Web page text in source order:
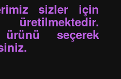
sizler için
seçerek